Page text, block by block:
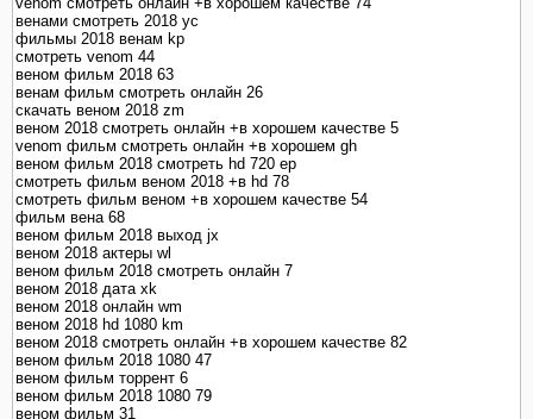
венами смотреть 2018 yc
фильмы 2018 венам kp
смотреть venom 44
веном фильм 2018 63
венам фильм смотреть онлайн 26
скачать веном 2018 zm
веном 2018 смотреть онлайн +в хорошем качестве 5
venom фильм смотреть онлайн +в хорошем gh
веном фильм 2018 смотреть hd 720 ep
смотреть фильм веном 2018 +в hd 78
смотреть фильм веном +в хорошем качестве 54
фильм вена 68
веном фильм 2018 выход jx
веном 2018 актеры wl
веном фильм 2018 смотреть онлайн 7
веном 2018 дата xk
веном 2018 онлайн wm
веном 2018 hd 1080 km
веном 2018 смотреть онлайн +в хорошем качестве 82
веном фильм 2018 1080 47
веном фильм торрент 6
веном фильм 2018 1080 79
веном фильм 31